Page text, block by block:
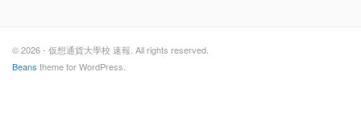
© 2026 - 仮想通貨大學校 速報. All rights reserved.
Beans theme for WordPress.